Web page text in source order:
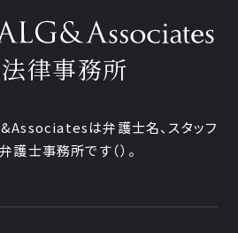
律事務所
は弁護士名、 スタッフ
護士事務所です（）。